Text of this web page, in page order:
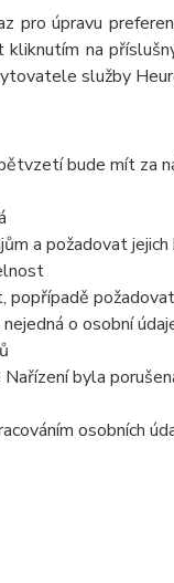
pro úpravu
na
služby
bude mít za
a požadovat jejich
o osobní
byla
osobních